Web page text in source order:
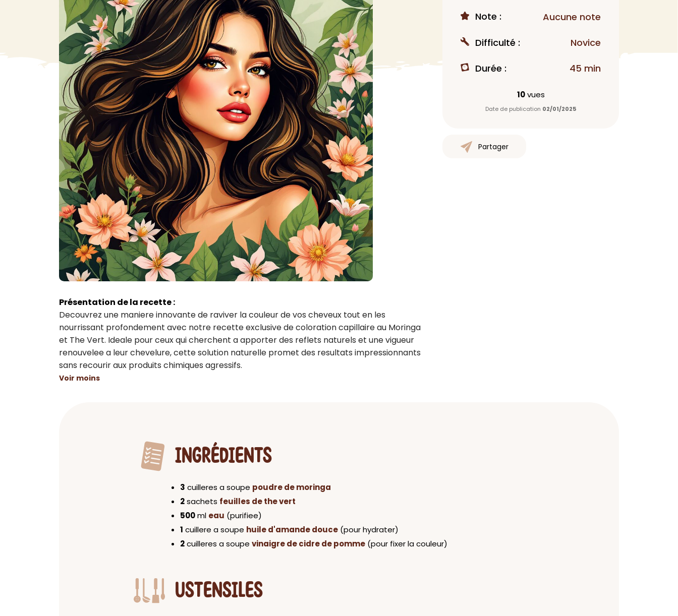
VAISELLE
Liquide Vaiselle
Entretien Lave Vaiselle
Autre
> Voir tout
DIVERS
Spécial Covid
Automobile
Insecticide
Objet
Autre
> Voir tout
BAIN ET DOUCHE
Gel douche
Savon
Huile de bain
Pain moussant
Bombe de bain
Autre
> Voir tout
Spray corporel
MAQUILLAGE
Rouge à lèvres
Démaquillant
Anti-cerne
Poudre visage
Primer
Autre
Présentation de la recette :
Decouvrez une maniere innovante de raviver la couleur de vos cheveux tout en les
nourrissant profondement avec notre recette exclusive de coloration capillaire au Moringa
et The Vert. Ideale pour ceux qui cherchent a apporter des reflets naturels et une vigueur
renouvelee a leur chevelure, cette solution naturelle promet des resultats impressionnants
sans recourir aux produits chimiques agressifs.
Voir moins
Note : Aucune note
Difficulté : Novice
Durée : 45 min
10vues
Date de publication 02/01/2025
Partager
INGRÉDIENTS
3 cuilleres a soupe poudre de moringa
2sachets feuilles de the vert
500ml eau (purifiee)
1 cuillere a soupe huile d'amande douce (pour hydrater)
2cuilleres a soupe vinaigre de cidre de pomme (pour fixer la couleur)
USTENSILES